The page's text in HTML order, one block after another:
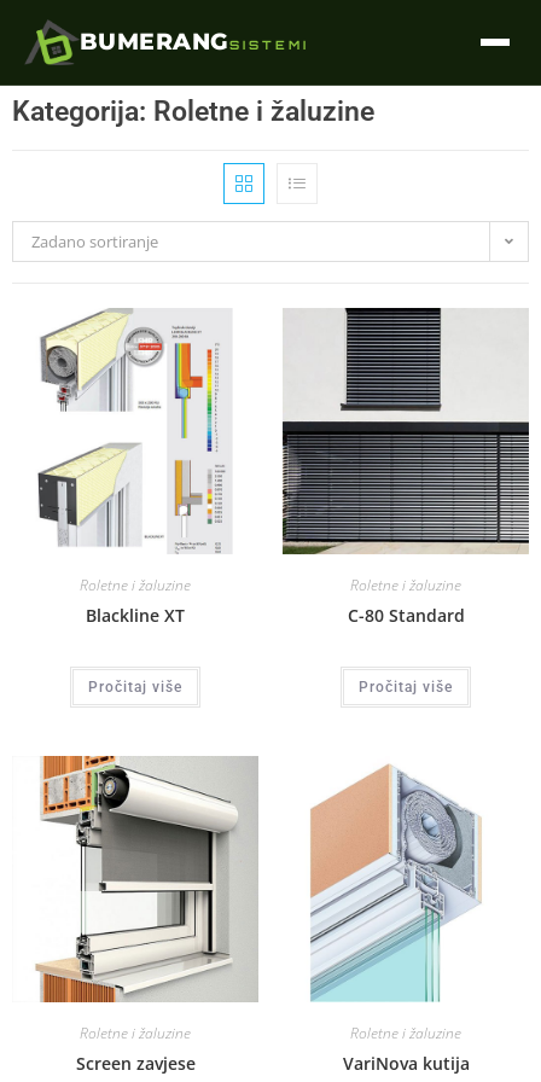
BUMERANGSISTEMI
Kategorija: Roletne i žaluzine
Zadano sortiranje
Roletne i žaluzine
Blackline XT
Pročitaj više
Roletne i žaluzine
C-80 Standard
Pročitaj više
Roletne i žaluzine
Screen zavjese
Roletne i žaluzine
VariNova kutija